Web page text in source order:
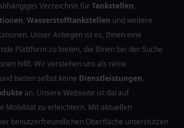
Verzeichnis fürTankstellen,
, Wasserstofftankstellen und weitere
Unser Anliegen ist es, Ihnen eine
Plattform zu bieten, die Ihnen bei der Suche
hilft. Wir verstehen uns als reine
und bieten selbst keine Dienstleistungen,
an. Unsere Webseite ist darauf
Mobilität zu erleichtern. Mit aktuellen
benutzerfreundlichen Oberfläche unterstützen